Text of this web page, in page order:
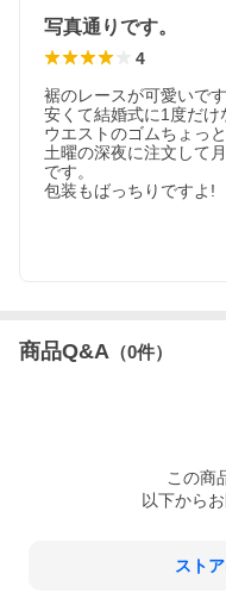
写真通りです。
4
裾のレースが可愛いです
安くて結婚式に1度だけ
ウエストのゴムちょっ
土曜の深夜に注文して
です。
包装もばっちりですよ!
商品Q&A （0件）
この商
以下から
スト